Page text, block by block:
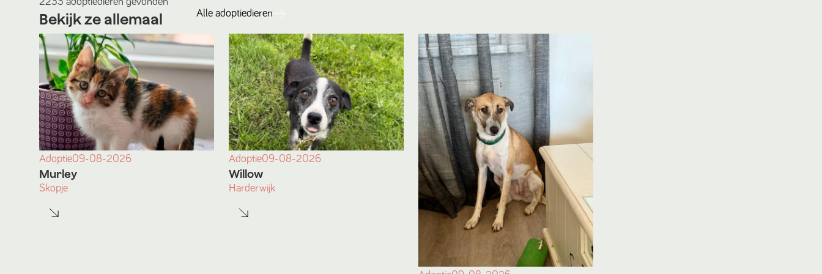
Bekijk ze allemaal Alle adoptiedieren
Adoptie09-08-2026
Murley
Skopje
Adoptie09-08-2026
Willow
Harderwijk